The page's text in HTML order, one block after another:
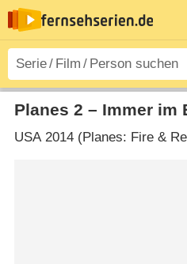
Planes 2 – Immer im
USA2014 (Planes: Fire &